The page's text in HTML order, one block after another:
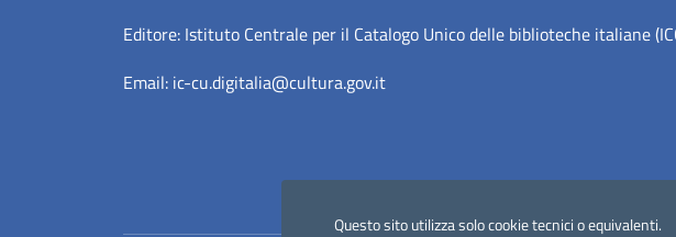
Questo sito utilizza solo cookie tecnici o equivalenti.
Editore: Istituto Centrale per il Catalogo Unico delle biblioteche italiane
Email: ic-cu.digitalia@cultura.gov.it